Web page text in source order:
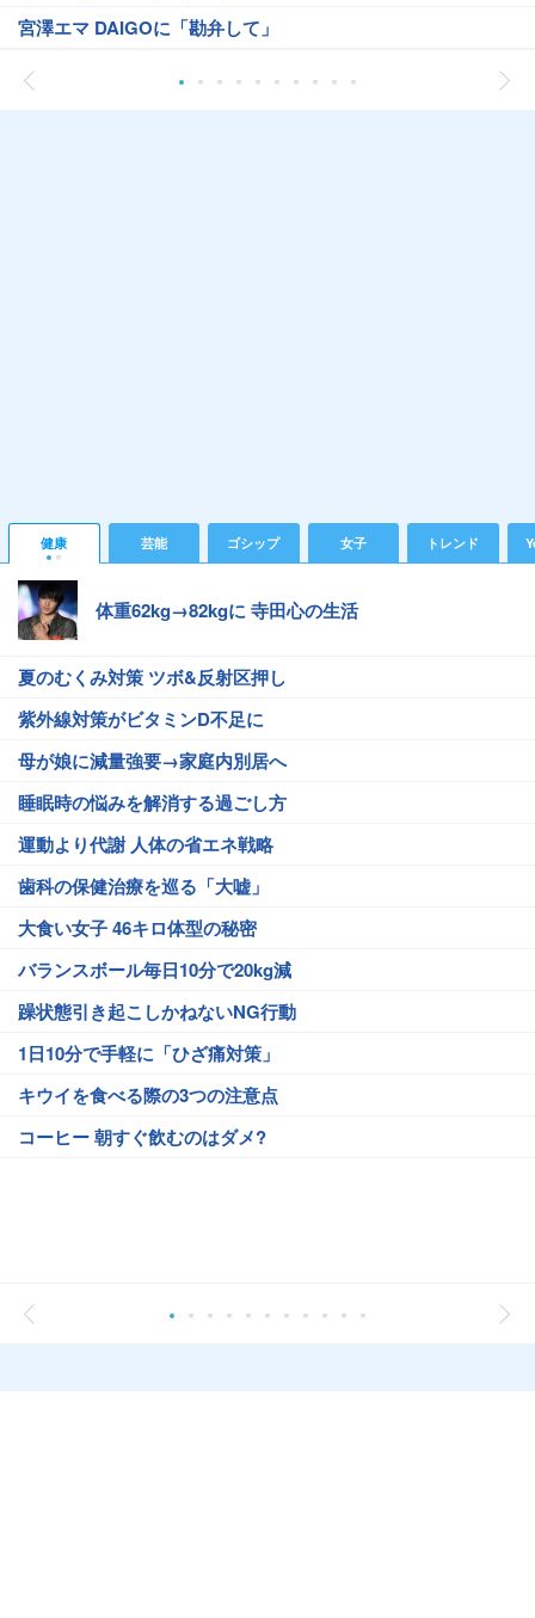
宮澤エマ DAIGOに「勘弁して」
健康 芸能 ゴシップ 女子 トレンド
体重62kg→82kgに 寺田心の生活
夏のむくみ対策 ツボ&反射区押し
紫外線対策がビタミンD不足に
母が娘に減量強要→家庭内別居へ
睡眠時の悩みを解消する過ごし方
運動より代謝 人体の省エネ戦略
歯科の保健治療を巡る「大嘘」
大食い女子 46キロ体型の秘密
バランスボール毎日10分で20kg減
躁状態引き起こしかねないNG行動
1日10分で手軽に「ひざ痛対策」
キウイを食べる際の3つの注意点
コーヒー 朝すぐ飲むのはダメ?